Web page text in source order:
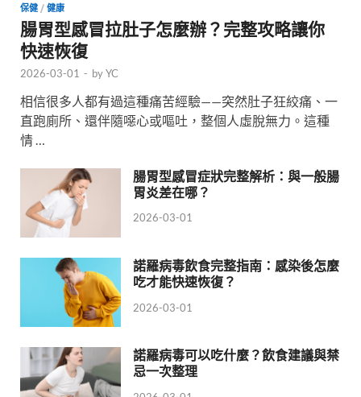
保健 / 健康
腸胃型感冒拉肚子怎麼辦？完整攻略讓你
快速恢復
2026-03-01 - byYC
相信很多人都有過這種痛苦經驗——突然肚子狂絞痛、一
直跑廁所、還伴隨噁心或嘔吐，整個人虛脫無力。這種
情 …
腸胃型感冒症狀完整解析：與一般腸
胃炎差在哪？
2026-03-01
諾羅病毒飲食完整指南：感染後怎麼
吃才能快速恢復？
2026-03-01
諾羅病毒可以吃什麼？飲食建議與禁
忌一次整理